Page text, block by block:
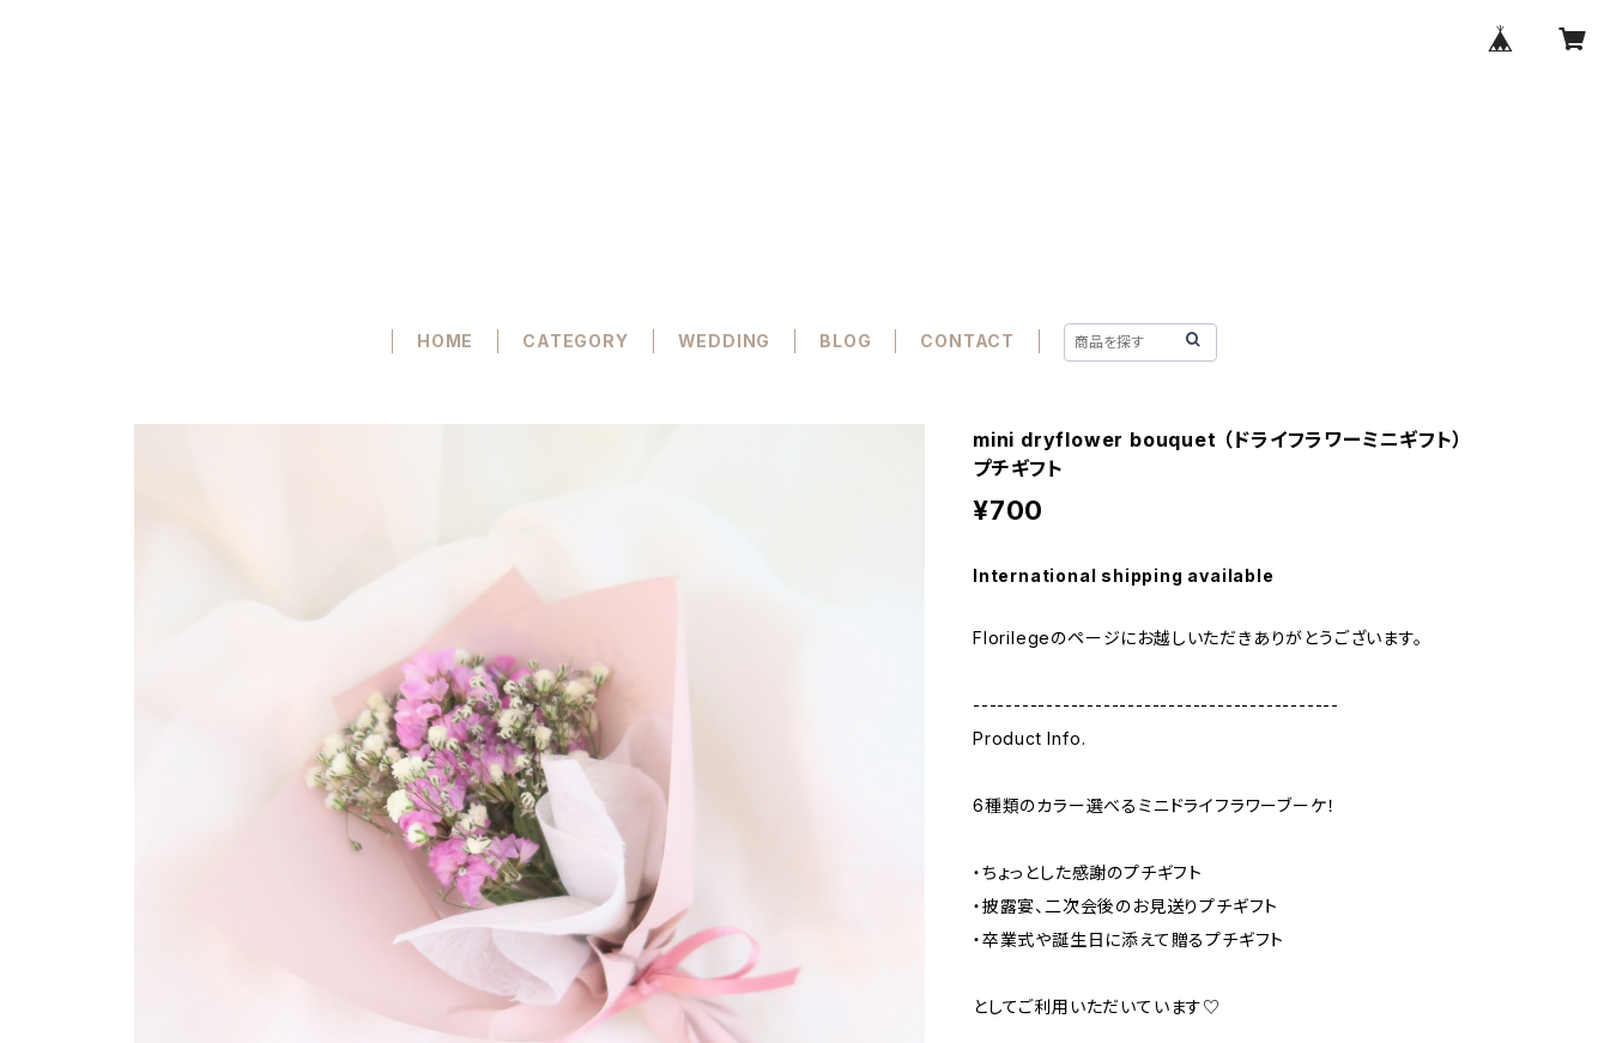
HOME CATEGORY WEDDING BLOG CONTACT
mini dryflower bouquet （ドライフラワーミニギフト）
プチギフト
¥700
International shipping available
Florilegeのページにお越しいただきありがとうございます。
---------------------------------------------
Product Info.
6種類のカラー選べるミニドライフラワーブーケ！
・ちょっとした感謝のプチギフト
・披露宴、二次会後のお見送りプチギフト
・卒業式や誕生日に添えて贈るプチギフト
としてご利用いただいています♡